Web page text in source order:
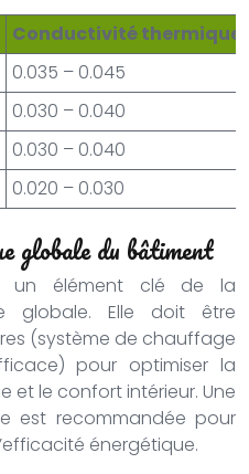
Conductivité thermique
0.035 – 0.045
0.030 – 0.040
0.030 – 0.040
0.020 – 0.030
globale du bâtiment
un élément clé de la
globale. Elle doit être
(système de chauffage
pour optimiser la
et le confort intérieur. Une
est recommandée pour
énergétique.